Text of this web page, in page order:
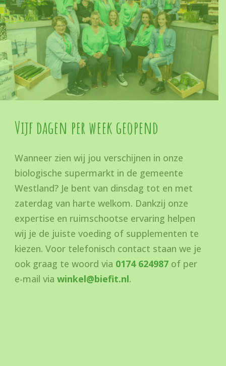
Vijf dagen per week geopend
Wanneer zien wij jou verschijnen in onze
biologische supermarkt in de gemeente
Westland? Je bent van dinsdag tot en met
zaterdag van harte welkom. Dankzij onze
expertise en ruimschootse ervaring helpen
wij je de juiste voeding of supplementen te
kiezen. Voor telefonisch contact staan we je
ook graag te woord via 0174 624987of per
e-mail via winkel@biefit.nl.